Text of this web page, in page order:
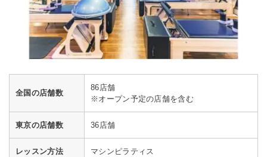
全国の店舗数
86店舗
※オープン予定の店舗を含む
東京の店舗数 36店舗
レッスン方法 マシンピラティス